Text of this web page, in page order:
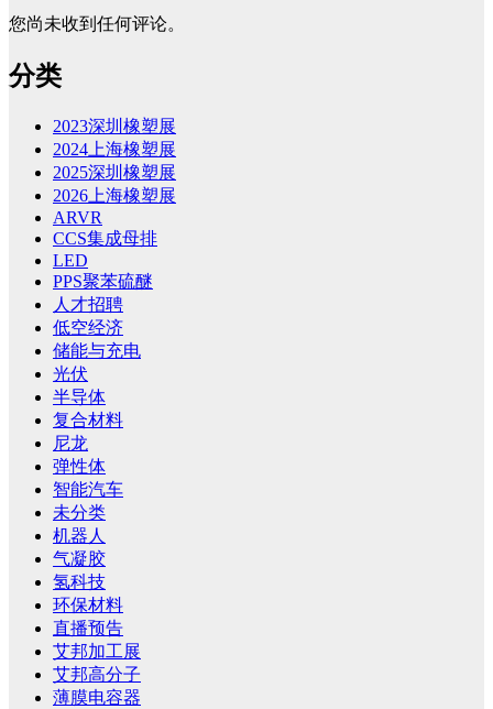
您尚未收到任何评论。
分类
2023深圳橡塑展
2024上海橡塑展
2025深圳橡塑展
2026上海橡塑展
ARVR
CCS集成母排
LED
PPS聚苯硫醚
人才招聘
低空经济
储能与充电
光伏
半导体
复合材料
尼龙
弹性体
智能汽车
未分类
机器人
气凝胶
氢科技
环保材料
直播预告
艾邦加工展
艾邦高分子
薄膜电容器